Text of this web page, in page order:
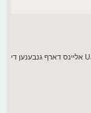
רוב חסידי מהר"א אין ב"ג האלטן מיט UJC, אבער UJC אליינס דארף גנבענען די